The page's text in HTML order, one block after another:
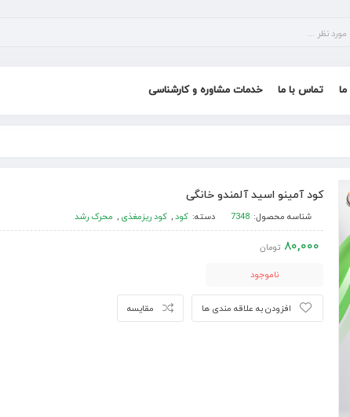
ما تماس با ما خدمات مشاوره و کارشناسی
کود آمینو اسید آلمندو خانگی
شناسه محصول: 7348 دسته: کود, کود ریزمغذی , محرک رشد
80,000 تومان
ناموجود
مقایسه افزودن به علاقه مندی ها